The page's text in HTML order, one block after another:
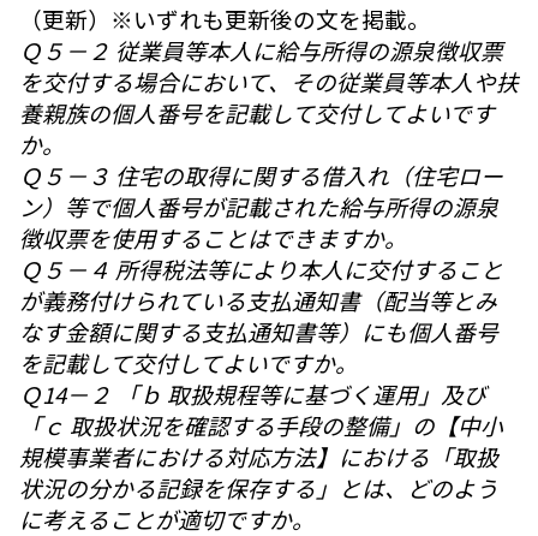
（更新）※いずれも更新後の文を掲載。
Ｑ５－２ 従業員等本人に給与所得の源泉徴収票
を交付する場合において、その従業員等本人や扶
養親族の個人番号を記載して交付してよいです
か。
Ｑ５－３ 住宅の取得に関する借入れ（住宅ロー
ン）等で個人番号が記載された給与所得の源泉
徴収票を使用することはできますか。
Ｑ５－４ 所得税法等により本人に交付すること
が義務付けられている支払通知書（配当等とみ
なす金額に関する支払通知書等）にも個人番号
を記載して交付してよいですか。
Ｑ14－２ 「ｂ 取扱規程等に基づく運用」及び
「ｃ 取扱状況を確認する手段の整備」の【中小
規模事業者における対応方法】における「取扱
状況の分かる記録を保存する」とは、どのよう
に考えることが適切ですか。